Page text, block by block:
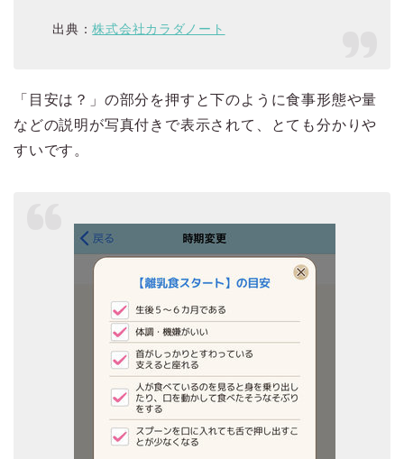
出典：株式会社カラダノート
「目安は？」の部分を押すと下のように食事形態や量
などの説明が写真付きで表示されて、とても分かりや
すいです。